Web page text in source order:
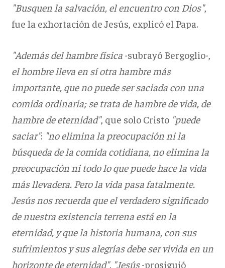
"Busquen la salvación, el encuentro con Dios",
fue la exhortación de Jesús, explicó el Papa.
"Además del hambre física-subrayó Bergoglio-,
el hombre lleva en sí otra hambre más
importante, que no puede ser saciada con una
comida ordinaria; se trata de hambre de vida, de
hambre de eternidad", que solo Cristo "puede
saciar": "no elimina la preocupación ni la
búsqueda de la comida cotidiana, no elimina la
preocupación ni todo lo que puede hace la vida
más llevadera. Pero la vida pasa fatalmente.
Jesús nos recuerda que el verdadero significado
de nuestra existencia terrena está en la
eternidad, y que la historia humana, con sus
sufrimientos y sus alegrías debe ser vivida en un
horizonte de eternidad". "Jesús-prosiguió